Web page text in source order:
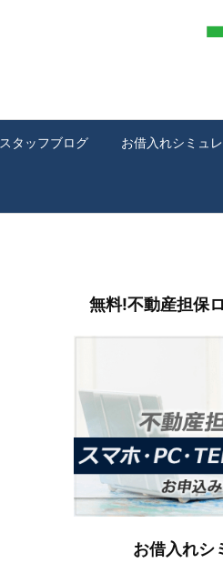
スタッフブログ お借入れシミュ
無料!不動産担保
お借入れシ